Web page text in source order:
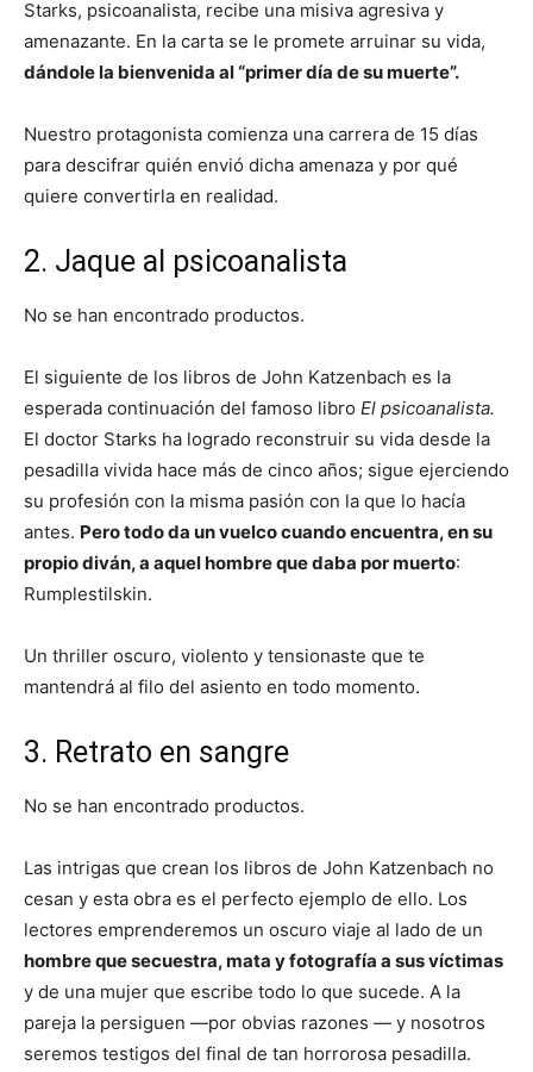
Starks, psicoanalista, recibe una misiva agresiva y
amenazante. En la carta se le promete arruinar su vida,
dándole la bienvenida al “primer día de su muerte”.
Nuestro protagonista comienza una carrera de 15 días
para descifrar quién envió dicha amenaza y por qué
quiere convertirla en realidad.
2. Jaque al psicoanalista
No se han encontrado productos.
El siguiente de los libros de John Katzenbach es la
esperada continuación del famoso libro El psicoanalista.
El doctor Starks ha logrado reconstruir su vida desde la
pesadilla vivida hace más de cinco años; sigue ejerciendo
su profesión con la misma pasión con la que lo hacía
antes. Pero todo da un vuelco cuando encuentra, en su
propio diván, a aquel hombre que daba por muerto:
Rumplestilskin.
Un thriller oscuro, violento y tensionaste que te
mantendrá al filo del asiento en todo momento.
3. Retrato en sangre
No se han encontrado productos.
Las intrigas que crean los libros de John Katzenbach no
cesan y esta obra es el perfecto ejemplo de ello. Los
lectores emprenderemos un oscuro viaje al lado de un
hombre que secuestra, mata y fotografía a sus víctimas
y de una mujer que escribe todo lo que sucede. A la
pareja la persiguen —por obvias razones — y nosotros
seremos testigos del final de tan horrorosa pesadilla.